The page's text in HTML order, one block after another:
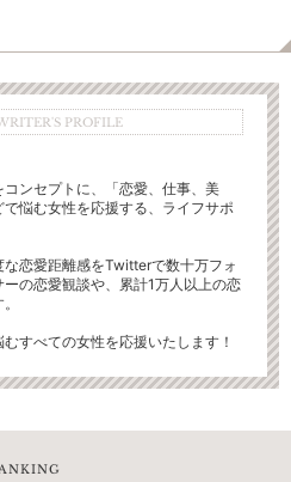
PROFILE
コンセプトに、「恋愛、仕事、美
悩む女性を応援する、ライフサポ
恋愛距離感をTwitterで数十万フォ
の恋愛観談や、累計1万人以上の恋
すべての女性を応援いたします！